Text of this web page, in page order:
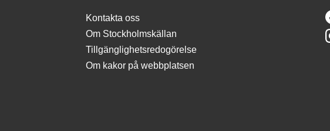
Kontakta oss
Om Stockholmskällan
Tillgänglighetsredogörelse
Om kakor på webbplatsen